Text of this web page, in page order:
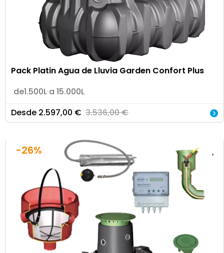
Pack Platin Agua de Lluvia Garden Confort Plus
de1.500L a 15.000L
Desde 2.597,00 € 3.536,00€
-26%